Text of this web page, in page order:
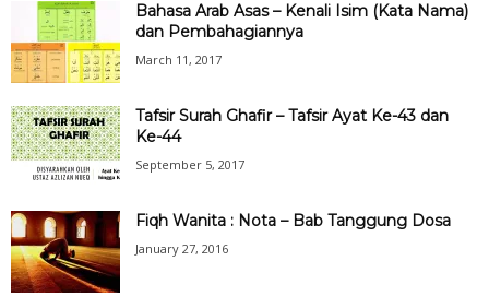
Bahasa Arab Asas – Kenali Isim (Kata Nama)
dan Pembahagiannya
March 11, 2017
Tafsir Surah Ghafir – Tafsir Ayat Ke-43 dan
Ke-44
September 5, 2017
Fiqh Wanita : Nota – Bab Tanggung Dosa
January 27, 2016